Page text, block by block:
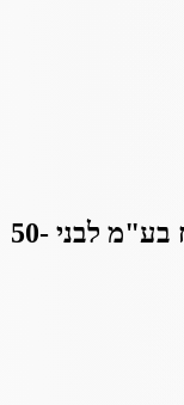
מנורה מבטחים ביטוח בע"מ לבני 50-